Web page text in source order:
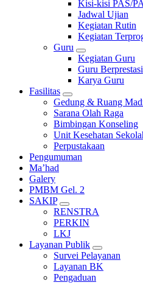
Kisi-kisi PAS/
Jadwal Ujian
Kegiatan Rutin
Kegiatan
Guru
Kegiatan Guru
Guru Berprestasi
Karya Guru
Fasilitas
Gedung & Ruang
Sarana Olah Raga
Bimbingan Konseling
Unit Kesehatan
Perpustakaan
Pengumuman
Ma’had
Galery
PMBM Gel. 2
SAKIP
RENSTRA
PERKIN
LKJ
Layanan Publik
Survei Pelayanan
Layanan BK
Pengaduan